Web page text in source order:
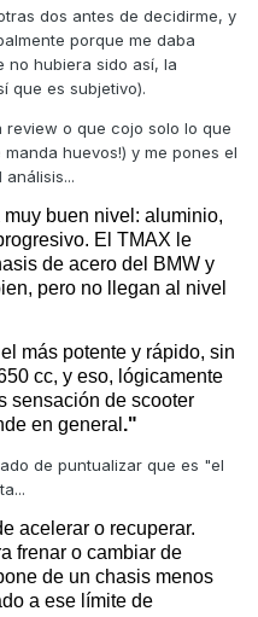
a mes hacen los
que al fabricante es lo
de ser un indicador
(o dejó de tener) con su
dos antes de decidirme, y
porque me daba
no hubiera sido así, la
que es subjetivo).
o que cojo solo lo que
huevos!) y me pones el
buen nivel: aluminio,
El TMAX le
de acero del BMW y
pero no llegan al nivel
más potente y rápido, sin
cc, y eso, lógicamente
sensación de scooter
en general ."
de puntualizar que es "el
acelerar o recuperar.
frenar o cambiar de
de un chasis menos
a ese límite de